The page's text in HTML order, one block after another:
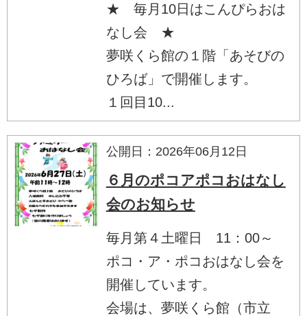
★ 毎月10日はこんぴらおは
なし会 ★
夢咲くら館の１階「あそびの
ひろば」で開催します。
１回目10...
公開日：2026年06月12日
６月のポコアポコおはなし
会のお知らせ
毎月第４土曜日 11：00～
ポコ・ア・ポコおはなし会を
開催しています。
会場は、夢咲くら館（市立